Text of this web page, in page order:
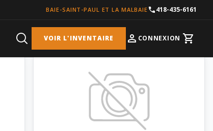
BAIE-SAINT-PAUL ET LA MALBAIE 418-435-6161
VOIR L'INVENTAIRE CONNEXION Cart